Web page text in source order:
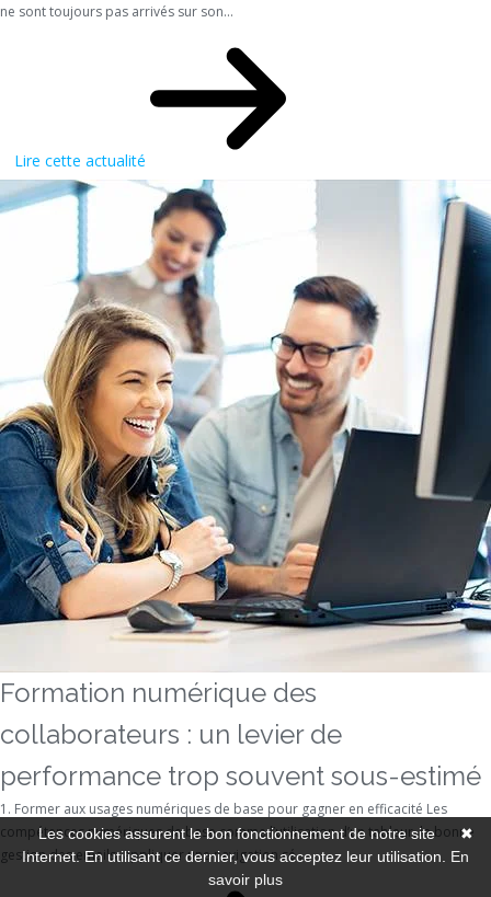
ne sont toujours pas arrivés sur son...
Lire cette actualité
Formation numérique des
collaborateurs : un levier de
performance trop souvent sous-estimé
1. Former aux usages numériques de base pour gagner en efficacité Les
compétences numériques de base comme l’utilisation d’un tableur, la bonne
gestion des emails, appliquer une navigation sé...
✖
Les cookies assurent le bon fonctionnement de notre site
Internet. En utilisant ce dernier, vous acceptez leur utilisation. En
savoir plus